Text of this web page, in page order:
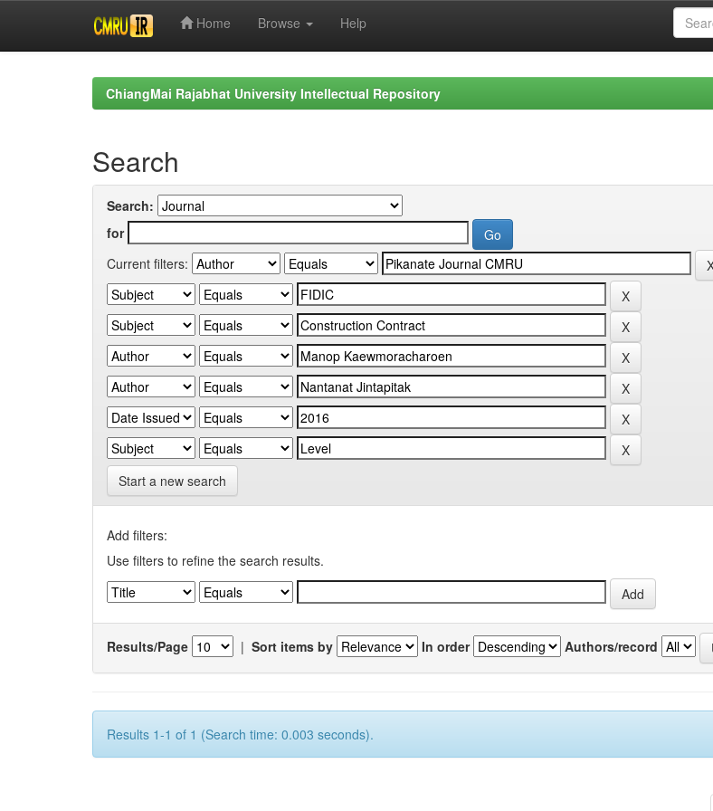
Home Browse Help
ChiangMai Rajabhat University Intellectual Repository
Search
Search:
for
Current filters:
Start a new search
Add filters:
Use filters to refine the search results.
Results/Page | Sort items by In order Authors/record
Results 1-1 of 1 (Search time: 0.003 seconds).